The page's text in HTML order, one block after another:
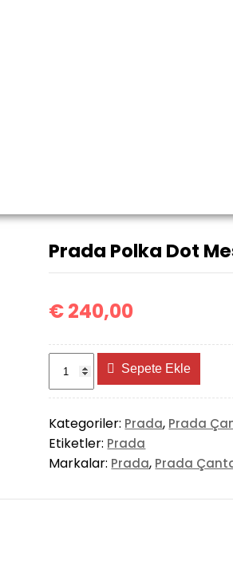
Prada Polka Dot
€240,00
Dot
Mesh
Tote
Bag
Sepete Ekle
Kategoriler: Prada, Prada
Etiketler: Prada
Markalar: Prada, Prada